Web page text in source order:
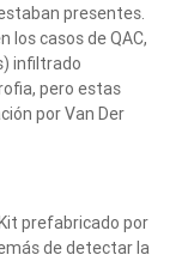
presentes.
los casos de QAC,
infiltrado
pero estas
por Van Der
prefabricado por
de detectar la